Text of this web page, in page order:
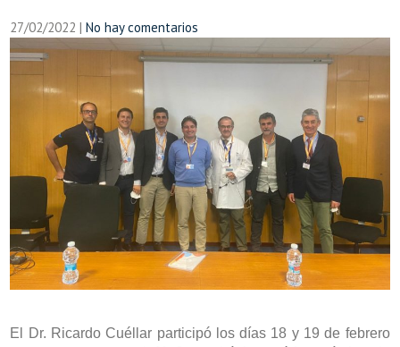
27/02/2022 |No hay comentarios
El Dr. Ricardo Cuéllar participó los días 18 y 19 de febrero